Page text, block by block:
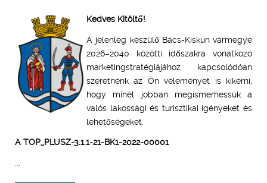
Kedves Kitöltő!
A jelenleg készülő Bács-Kiskun vármegye
2026–2040 közötti időszakra vonatkozó
marketingstratégiájához kapcsolódóan
szeretnénk az Ön véleményét is kikérni,
hogy minél jobban megismerhessük a
valós lakossági és turisztikai igényeket és
lehetőségeket.
A TOP_PLUSZ-3.1.1-21-BK1-2022-00001